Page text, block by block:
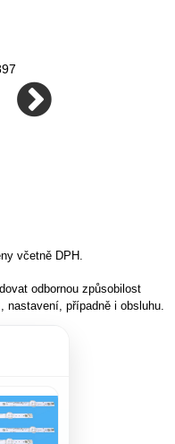
včetně DPH.
odbornou způsobilost
nastavení, případně i obsluhu.